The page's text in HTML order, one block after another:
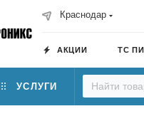
Краснодар
АКЦИИ ТС
УСЛУГИ